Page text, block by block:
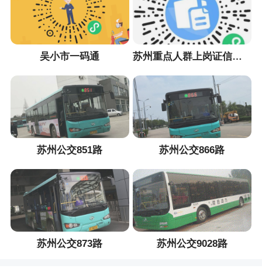
吴小市一码通 苏州重点人群上岗证信息采集小程序
苏州公交851路 苏州公交866路
苏州公交873路 苏州公交9028路